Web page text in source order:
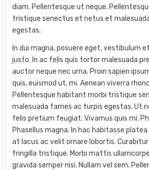
diam. Pellentesque ut neque.
tristique senectus et netus et
egestas.
In dui magna, posuere eget, vestibulum
justo. In ac felis quis tortor malesuada
auctor neque nec urna. Proin sapien
quis, euismod ut, mi. Aenean viverra
Pellentesque habitant morbi tristique
malesuada fames ac turpis egestas. Ut
felis pretium feugiat. Vivamus quis mi.
Phasellus magna. In hac habitasse
at lacus ac velit ornare lobortis.
fringilla tristique. Morbi mattis
gravida semper nisi. Nullam vel sem.